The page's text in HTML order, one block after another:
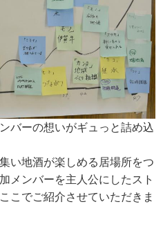
バーの想いがギュっと詰め込
い地酒が楽しめる居場所をつ
メンバーを主人公にしたスト
こでご紹介させていただきま